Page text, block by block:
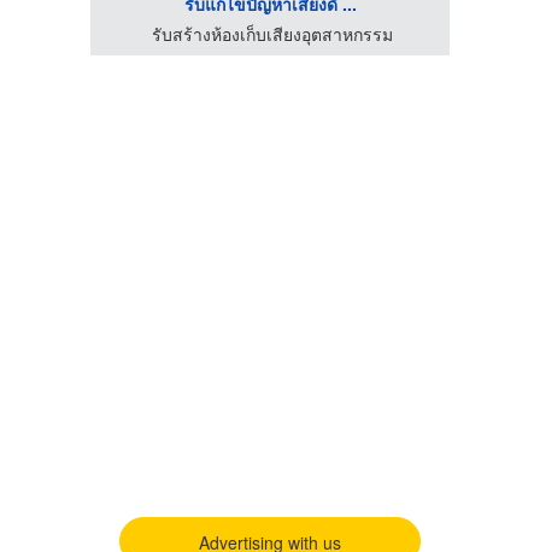
รับสร้างห้องเก็บเสียงอุตสาหกรรม
Advertising with us